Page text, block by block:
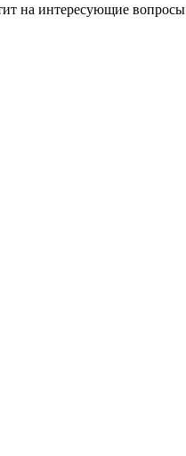
на интересующие вопросы